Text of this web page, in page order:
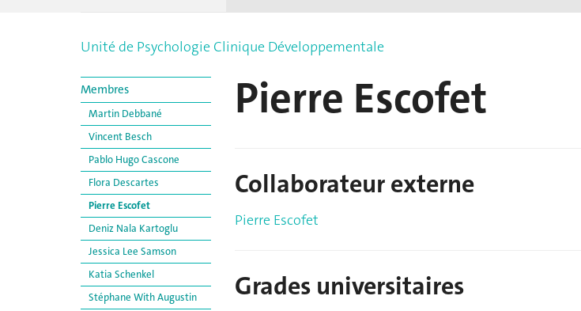
Unité de Psychologie Clinique Développementale
Membres
Martin Debbané
Vincent Besch
Pablo Hugo Cascone
Flora Descartes
Pierre Escofet
Deniz Nala Kartoglu
Jessica Lee Samson
Katia Schenkel
Stéphane With Augustin
Pierre Escofet
Collaborateur externe
Pierre Escofet
Grades universitaires